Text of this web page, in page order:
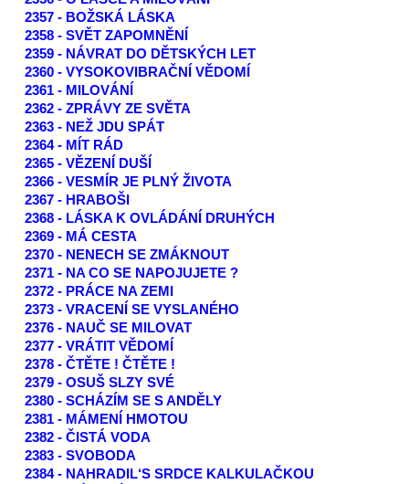
2357 - BOŽSKÁ LÁSKA
2358 - SVĚT ZAPOMNĚNÍ
2359 - NÁVRAT DO DĚTSKÝCH LET
2360 - VYSOKOVIBRAČNÍ VĚDOMÍ
2361 - MILOVÁNÍ
2362 - ZPRÁVY ZE SVĚTA
2363 - NEŽ JDU SPÁT
2364 - MÍT RÁD
2365 - VĚZENÍ DUŠÍ
2366 - VESMÍR JE PLNÝ ŽIVOTA
2367 - HRABOŠI
2368 - LÁSKA K OVLÁDÁNÍ DRUHÝCH
2369 - MÁ CESTA
2370 - NENECH SE ZMÁKNOUT
2371 - NA CO SE NAPOJUJETE ?
2372 - PRÁCE NA ZEMI
2373 - VRACENÍ SE VYSLANÉHO
2376 - NAUČ SE MILOVAT
2377 - VRÁTIT VĚDOMÍ
2378 - ČTĚTE ! ČTĚTE !
2379 - OSUŠ SLZY SVÉ
2380 - SCHÁZÍM SE S ANDĚLY
2381 - MÁMENÍ HMOTOU
2382 - ČISTÁ VODA
2383 - SVOBODA
2384 - NAHRADIL‘S SRDCE KALKULAČKOU